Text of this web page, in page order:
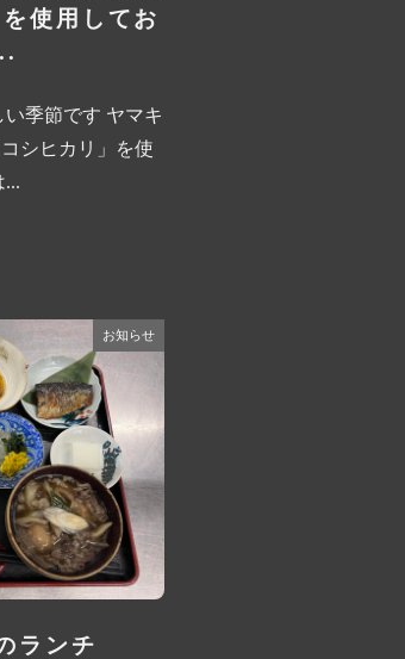
使用してお
季節です ヤマキ
シヒカリ」を使
...
お知らせ
ランチ